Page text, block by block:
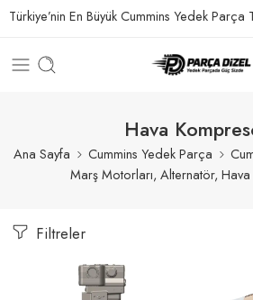
Türkiye’nin En Büyük Cummins Yedek Parça
Hava
Ana Sayfa Cummins Yedek Parça
Marş Motorları, Alternatör,
Filtreler